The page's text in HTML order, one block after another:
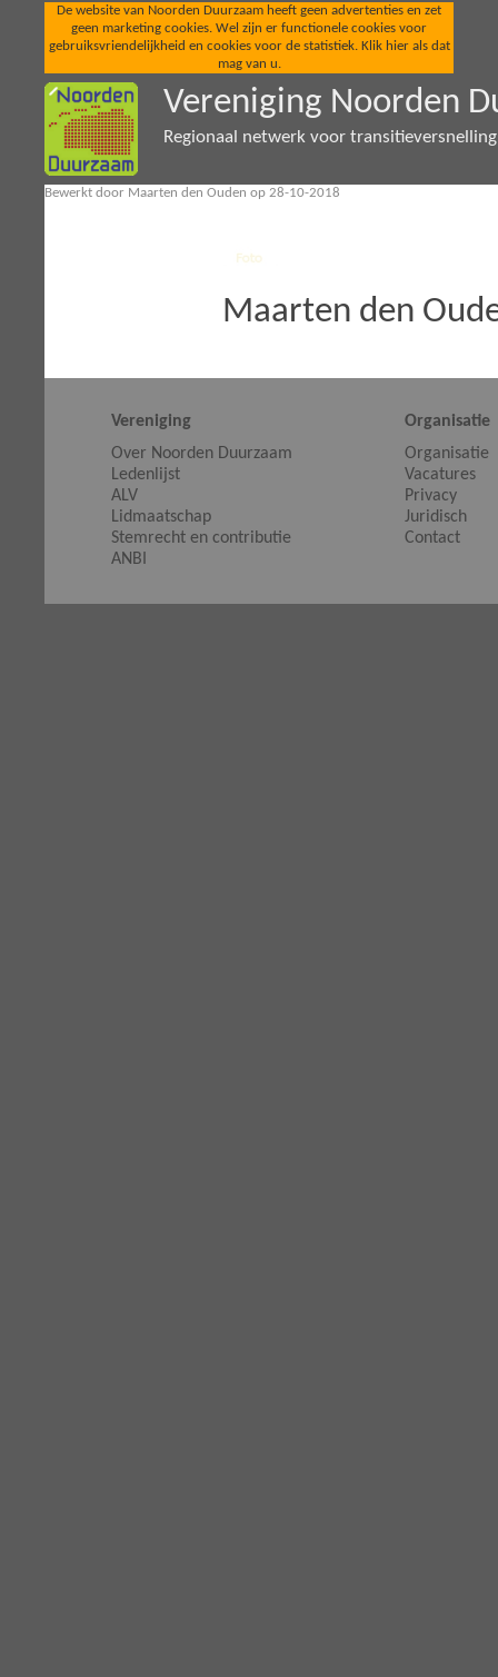
De website van Noorden Duurzaam heeft geen advertenties en zet
geen marketing cookies. Wel zijn er functionele cookies voor
gebruiksvriendelijkheid en cookies voor de statistiek. Klik hier als dat
mag van u.
Vereniging Noorden
Regionaal netwerk voor
Bewerkt door Maarten den Ouden op 28-10-2018
Maarten den
Vereniging
Over Noorden Duurzaam
Ledenlijst
ALV
Lidmaatschap
Stemrecht en contributie
ANBI
Organisatie
Organisatie
Vacatures
Privacy
Juridisch
Contact